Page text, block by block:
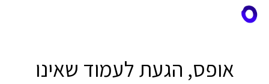
אופס, הגעת לעמוד שאינו